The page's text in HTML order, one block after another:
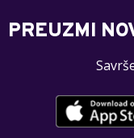
PREUZMI